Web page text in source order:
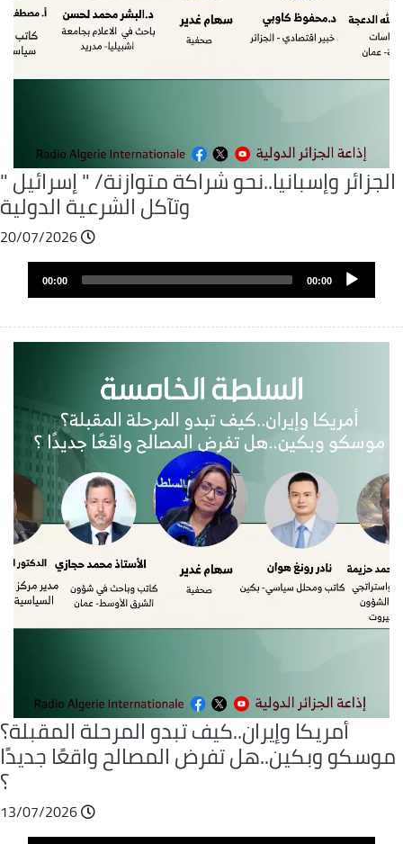
الجزائر وإسبانيا..نحو شراكة متوازنة/ " إسرائيل "
وتآكل الشرعية الدولية
Audio
00:00
00:00
أمريكا وإيران..كيف تبدو المرحلة المقبلة؟
موسكو وبكين..هل تفرض المصالح واقعًا جديدًا
؟
Audio